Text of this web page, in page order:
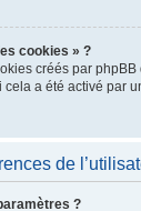
cookies » ?
créés par
a été activé par
de
?